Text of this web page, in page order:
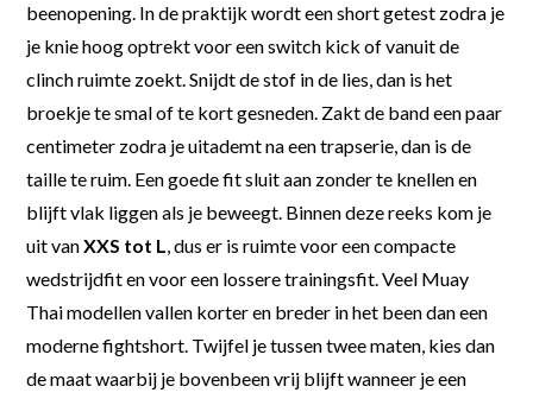
beenopening. In de praktijk wordt een short getest zodra je
je knie hoog optrekt voor een switch kick of vanuit de
clinch ruimte zoekt. Snijdt de stof in de lies, dan is het
broekje te smal of te kort gesneden. Zakt de band een paar
centimeter zodra je uitademt na een trapserie, dan is de
taille te ruim. Een goede fit sluit aan zonder te knellen en
blijft vlak liggen als je beweegt. Binnen deze reeks kom je
uit vanXXS tot L, dus er is ruimte voor een compacte
wedstrijdfit en voor een lossere trainingsfit. Veel Muay
Thai modellen vallen korter en breder in het been dan een
moderne fightshort. Twijfel je tussen twee maten, kies dan
de maat waarbij je bovenbeen vrij blijft wanneer je een